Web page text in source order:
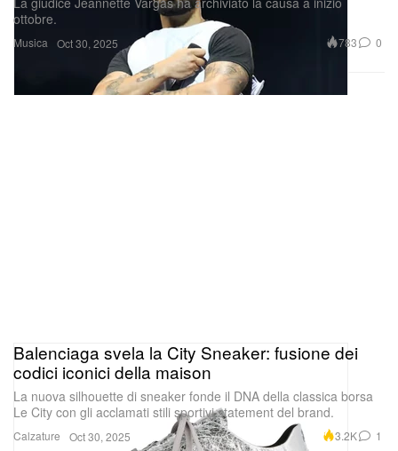
Musica
ottobre.
Oct 30, 2025 783 0
Calzature
Balenciaga svela la City Sneaker: fusione dei
codici iconici della maison
La nuova silhouette di sneaker fonde il DNA della classica borsa
Le City con gli acclamati stili sportivi statement del brand.
Oct 30, 2025 3.2K 1